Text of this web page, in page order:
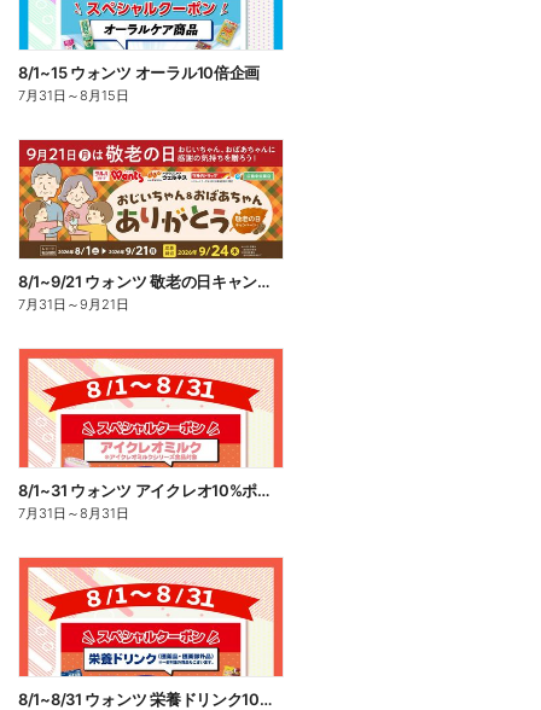
8/1~15 ウォンツ オーラル10倍企画
7月31日 ～8月15日
8/1~9/21 ウォンツ 敬老の日キャンペーン
7月31日 ～9月21日
8/1~31 ウォンツ アイクレオ10%ポイント還元
7月31日 ～8月31日
8/1~8/31 ウォンツ 栄養ドリンク10%ポイント還元